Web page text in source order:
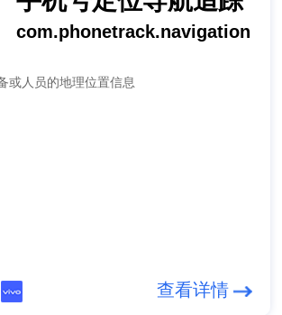
com.phonetrack.navigation
或人员的地理位置信息
查看详情